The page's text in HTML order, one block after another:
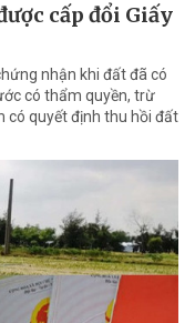
cấp đổi Giấy
nhận khi đất đã có
có thẩm quyền, trừ
có quyết định thu hồi đất